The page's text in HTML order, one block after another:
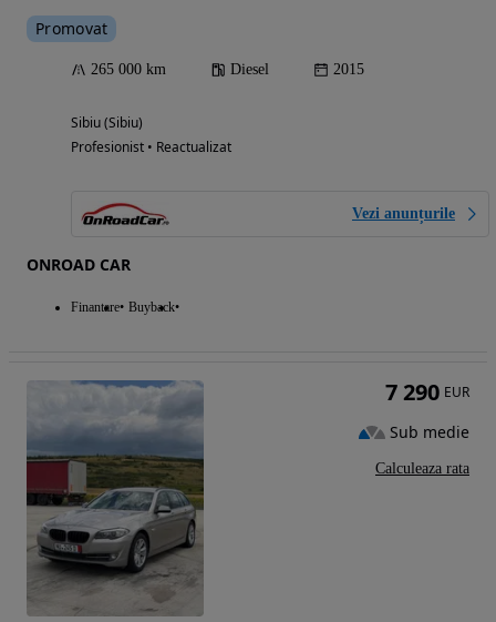
Promovat
265 000 km Diesel 2015
Sibiu (Sibiu)
Profesionist • Reactualizat
Vezi anunțurile
ONROAD CAR
Finantare Buyback
7 290 EUR
Sub medie
Calculeaza rata